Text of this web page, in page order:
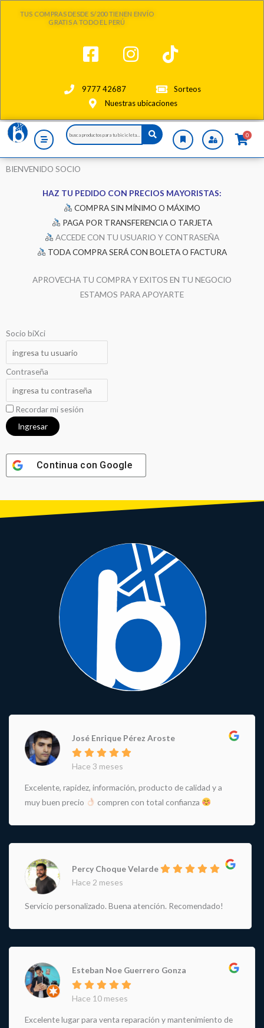
TUS COMPRAS DESDE S/200 TIENEN ENVÍO
GRATIS A TODO EL PERÚ
9777 42687
Sorteos
Nuestras ubicaciones
Search
...
0
BIENVENIDO SOCIO
HAZ TU PEDIDO CON PRECIOS MAYORISTAS:
COMPRASIN MÍNIMO O MÁXIMO
PAGA POR TRANSFERENCIA O TARJETA
ACCEDE CON TU USUARIO Y CONTRASEÑA
TODA COMPRA SERÁ CON BOLETA O FACTURA
APROVECHA TU COMPRA Y EXITOS EN TU NEGOCIO
ESTAMOS PARA APOYARTE
Socio biXci
Contraseña
Recordar mi sesión
Continua con Google
José Enrique Pérez Aroste
Hace 3 meses
Excelente, rapidez, información, producto de calidad y a
muy buen precio
compren con total confianza
Percy Choque Velarde
Hace 2 meses
Servicio personalizado. Buena atención. Recomendado!
Esteban Noe Guerrero Gonza
Hace 10 meses
Excelente lugar para venta reparación y mantenimiento de